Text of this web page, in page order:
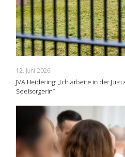
12. Juni 2026
JVA Heidering: „Ich arbeite in der
Seelsorgerin“